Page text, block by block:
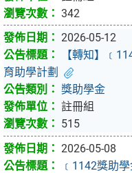
342
2026-05-12
【轉知】
育助學計劃
獎助學金
註冊組
515
2026-05-08
﹝1142獎助